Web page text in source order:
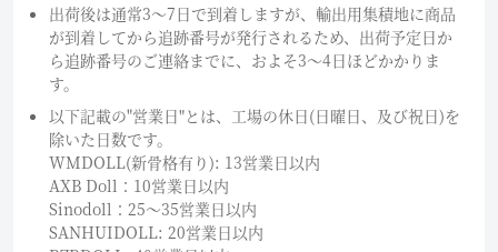
出荷後は通常3～7日で到着しますが、輸出用集積地に商品
が到着してから追跡番号が発行されるため、出荷予定日か
ら追跡番号のご連絡までに、およそ3〜4日ほどかかりま
す。
以下記載の"営業日"とは、工場の休日(日曜日、及び祝日)を
除いた日数です。
WMDOLL(新骨格有り): 13営業日以内
AXB Doll：10営業日以内
Sinodoll：25〜35営業日以内
SANHUIDOLL: 20営業日以内